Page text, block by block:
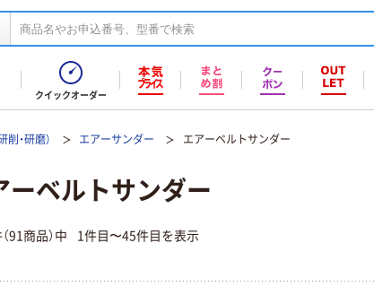
クイックオーダー
削・研磨） エアーサンダー エアーベルトサンダー
ーベルトサンダー
91商品）中 1件目〜45件目を表示